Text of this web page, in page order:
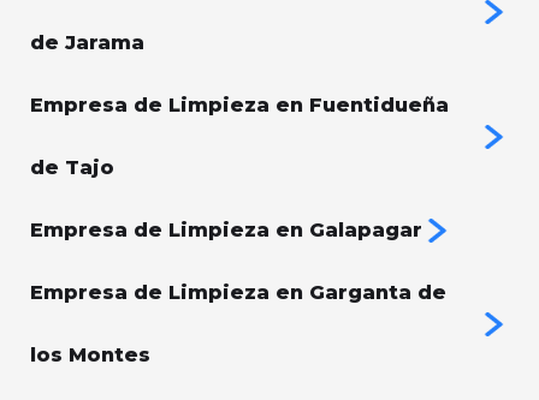
de Jarama
Empresa de Limpieza en Fuentidueña
de Tajo
Empresa de Limpieza en Galapagar
Empresa de Limpieza en Garganta de
los Montes